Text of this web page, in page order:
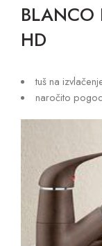
BLANCO
HD
tuš na
naročito